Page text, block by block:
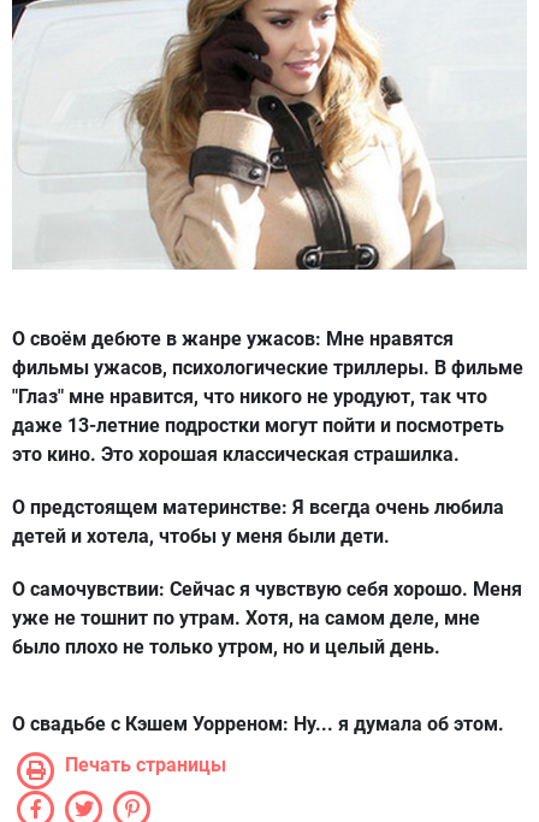
О своём дебюте в жанре ужасов: Мне нравятся
фильмы ужасов, психологические триллеры. В фильме
"Глаз" мне нравится, что никого не уродуют, так что
даже 13-летние подростки могут пойти и посмотреть
это кино. Это хорошая классическая страшилка.
О предстоящем материнстве: Я всегда очень любила
детей и хотела, чтобы у меня были дети.
О самочувствии: Сейчас я чувствую себя хорошо. Меня
уже не тошнит по утрам. Хотя, на самом деле, мне
было плохо не только утром, но и целый день.
О свадьбе с Кэшем Уорреном: Ну... я думала об этом.
Печать страницы